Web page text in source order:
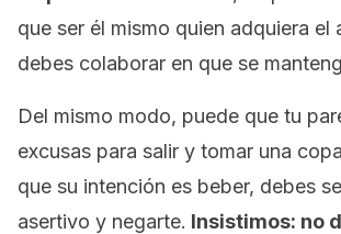
que ser él mismo quien adquiera el
debes colaborar en que se
Del mismo modo, puede que tu
excusas para salir y tomar una
que su intención es beber, debes
asertivo y negarte. Insistimos: no